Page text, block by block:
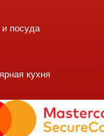
и посуда
кухня